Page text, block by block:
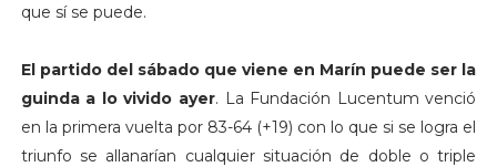
que sí se puede.
El partido del sábado que viene en Marín puede ser la
guinda a lo vivido ayer. La Fundación Lucentum venció
en la primera vuelta por 83-64 (+19) con lo que si se logra el
triunfo se allanarían cualquier situación de doble o triple